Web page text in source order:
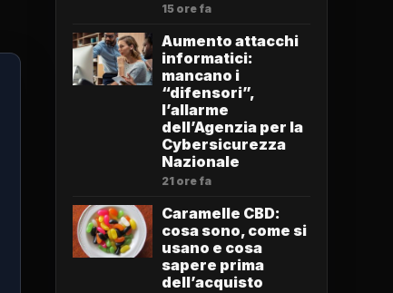
15 ore fa
Aumento attacchi
informatici:
mancano i
“difensori”,
l’allarme
dell’Agenzia per la
Cybersicurezza
Nazionale
21 ore fa
Caramelle CBD:
cosa sono, come si
usano e cosa
sapere prima
dell’acquisto